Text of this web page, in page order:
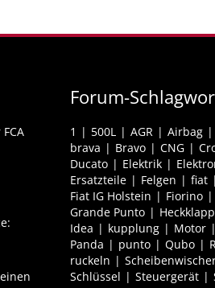
Forum-
1 500L AGR Airbag
brava
Bravo CNG
Ducato
Elektrik
Ersatzteile
Felgen fiat
Fiat IG Holstein
Fiorino
Grande Punto
Idea
kupplung Motor
Panda
punto Qubo
ruckeln
Schlüssel
Steuergerät